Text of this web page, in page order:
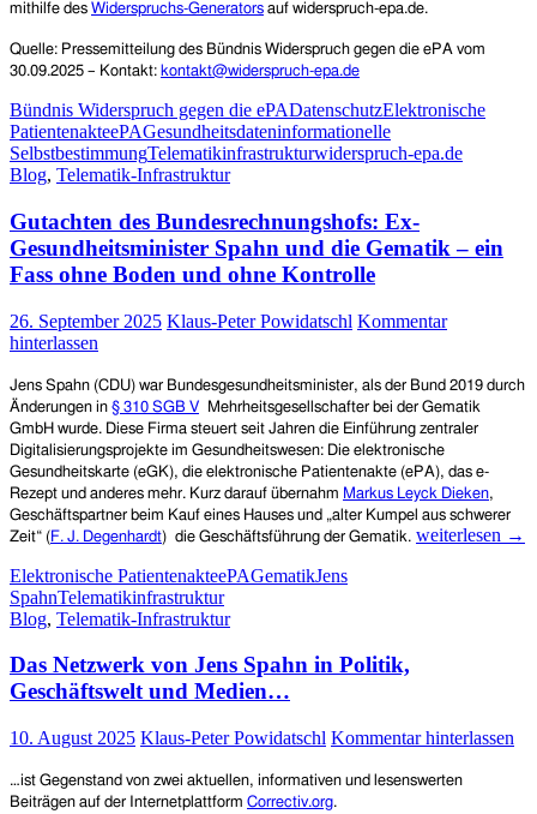
mithilfe des Widerspruchs-Generators auf widerspruch-epa.de.
Quelle: Pressemitteilung des Bündnis Widerspruch gegen die ePA vom
30.09.2025 – Kontakt: kontakt@widerspruch-epa.de
Bündnis Widerspruch gegen die ePADatenschutzElektronische
PatientenakteePAGesundheitsdateninformationelle
SelbstbestimmungTelematikinfrastrukturwiderspruch-epa.de
Blog, Telematik-Infrastruktur
Gutachten des Bundesrechnungshofs: Ex-
Gesundheitsminister Spahn und die Gematik – ein
Fass ohne Boden und ohne Kontrolle
26. September 2025 Klaus-Peter Powidatschl Kommentar
hinterlassen
Jens Spahn (CDU) war Bundesgesundheitsminister, als der Bund 2019 durch
Änderungen in § 310 SGB V Mehrheitsgesellschafter bei der Gematik
GmbH wurde. Diese Firma steuert seit Jahren die Einführung zentraler
Digital isierungsprojekte im Gesundheitswesen: Die elektronische
Gesundheitskarte (eGK), die elektronische Patientenakte (ePA), das e-
Rezept und anderes mehr. Kurz darauf übernahm Markus Leyck Dieken,
Geschäftspartner beim Kauf eines Hauses und „alter Kumpel aus schwerer
Zeit“ (F. J. Degenhardt) die Geschäftsführung der Gematik. Gutachten
ein
Fass
ohne
weiterlesen →
Elektronische PatientenakteePAGematikJens
SpahnTelematikinfrastruktur
Blog, Telematik-Infrastruktur
Das Netzwerk von Jens Spahn in Politik,
Geschäftswelt und Medien…
10. August 2025 Klaus-Peter Powidatschl Kommentar hinterlassen
…ist Gegenstand von zwei aktuellen, informativen und lesenswerten
Beiträgen auf der Internetplattform Correctiv.org.